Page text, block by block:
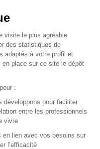
SAFI
visite le plus agréable
des statistiques de
adaptés à votre profil et
place sur ce site le dépôt
:
développons pour faciliter
entre les professionnels
vivre
en lien avec vos besoins sur
l’efficacité